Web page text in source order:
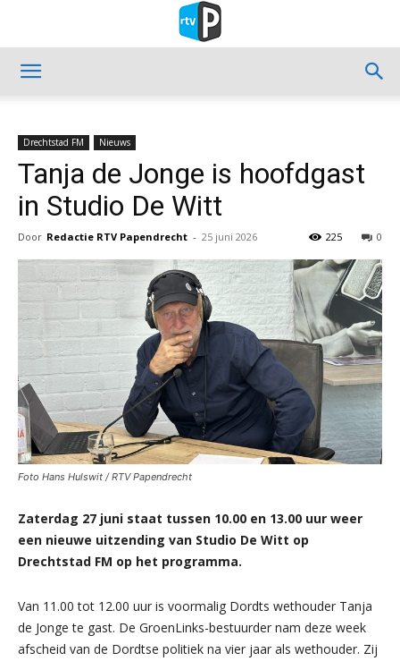
Drechtstad FM Nieuws
Tanja de Jonge is hoofdgast
in Studio De Witt
Door Redactie RTV Papendrecht - 25 juni 2026 0
225
Foto Hans Hulswit / RTV Papendrecht
Zaterdag 27 juni staat tussen 10.00 en 13.00 uur weer
een nieuwe uitzending van Studio De Witt op
Drechtstad FM op het programma.
Van 11.00 tot 12.00 uur is voormalig Dordts wethouder Tanja
de Jonge te gast. De GroenLinks-bestuurder nam deze week
afscheid van de Dordtse politiek na vier jaar als wethouder. Zij